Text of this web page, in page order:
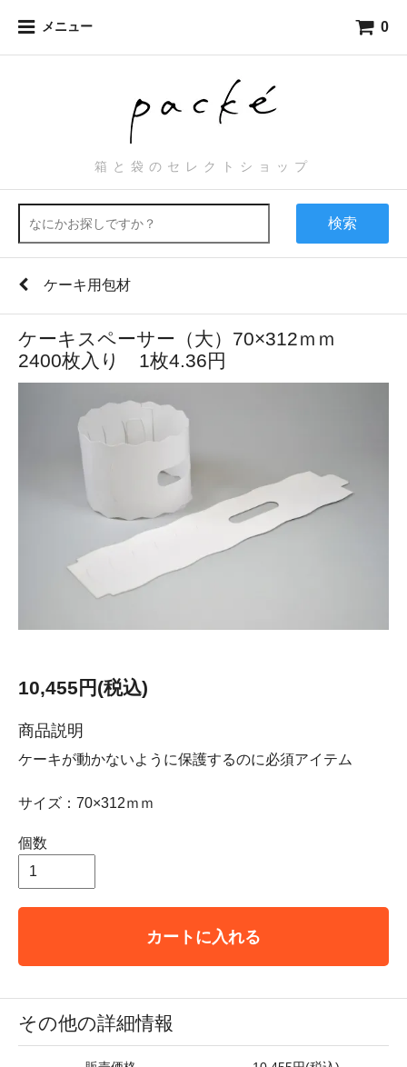
メニュー 0
箱と袋のセレクトショップ
検索
ケーキ用包材
ケーキスペーサー（大）70×312ｍｍ
2400枚入り 1枚4.36円
10,455円(税込)
商品説明
ケーキが動かないように保護するのに必須アイテム
サイズ：70×312ｍｍ
個数
カートに入れる
その他の詳細情報